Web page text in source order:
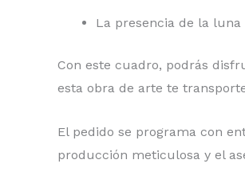
La presencia de la
Con este cuadro, podrás
esta obra de arte te
El pedido se programa con
producción meticulosa y el